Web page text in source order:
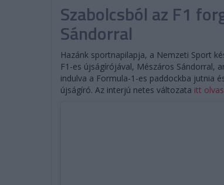
Szabolcsból az F1
Sándorral
Hazánk sportnapilapja, a Nemzeti Sport
F1-es újságírójával, Mészáros Sándorral,
indulva a Formula-1-es paddockba jutnia
újságíró. Az interjú netes változata itt